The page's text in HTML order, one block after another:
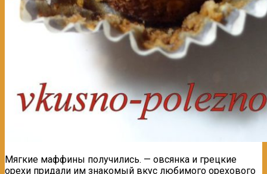
Мягкие маффины получились. — овсянка и грецкие
орехи придали им знакомый вкус любимого орехового